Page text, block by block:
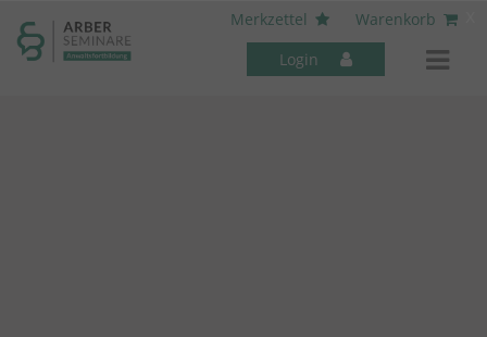
Merkzettel
Warenkorb
Login